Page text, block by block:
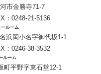
市金勝寺71-7
：0248-21-5136
ルーム
浜岡小名字御代坂1-1
：0246-38-3532
ルーム
町平野字東石堂12-1